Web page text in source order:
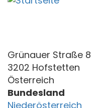
Direkt
Grünauer Straße 8
3202 Hofstetten
Österreich
Bundesland
Niederösterreich